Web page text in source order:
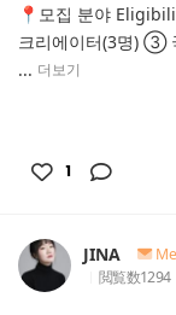
📍모집 분야
크리에이터(3명) ③
... 더보기
1
JINA
閲覧数1294